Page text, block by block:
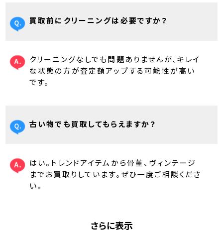
買取前にクリーニングは必要ですか？
クリーニングなしでも問題ありませんが、キレイ
な状態の方が査定額アップする可能性が高い
です。
古い物でも買取してもらえますか？
はい。トレンドアイテムから骨董、ヴィンテージ
までお買取りしています。ぜひ一度ご相談くださ
い。
さらに表示